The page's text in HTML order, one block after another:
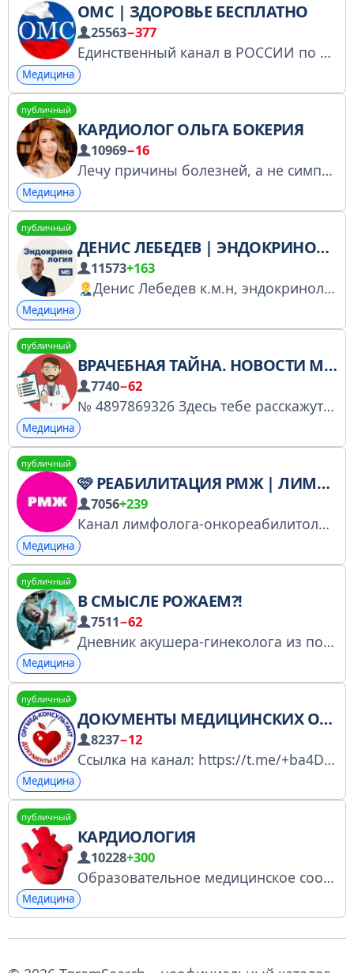
ОМС | ЗДОРОВЬЕ БЕСПЛАТНО
25563−377
Единственный канал в РОССИИ по медицинскому страхованию. Регистрация в реестре РКН: https://gosuslugi.ru/snet/67ab637675b36e054ef9ddd7 Для связи: @mastramed
Медицина
публичный
КАРДИОЛОГ ОЛЬГА БОКЕРИЯ
10969−16
Лечу причины болезней, а не симптомы. ВАЖНО
Медицина
публичный
ДЕНИС ЛЕБЕДЕВ | ЭНДОКРИНОЛОГИЯ MD.SCHOOL
11573+163
Денис Лебедев к.м.н, эндокринолог
Медицина
публичный
ВРАЧЕБНАЯ ТАЙНА. НОВОСТИ МЕДИЦИНЫ
7740−62
№ 4897869326 Здесь тебе расскажут то, что ты не найдешь в другом месте По вопросам рекламы - @kami_vaL
Медицина
публичный
🩷 РЕАБИЛИТАЦИЯ РМЖ | ЛИМФОСТАЗ
7056+239
Канал лимфолога-онкореабилитолога Дроздовой Юлии В. при поддержке РК тренера Гладковой Анны. Записаться на прием
Медицина
публичный
В СМЫСЛЕ РОЖАЕМ?!
7511−62
Дневник акушера-гинеколога из подмосковного перинатального центра. Чат канала: @chatrozhaem Задать вопрос: @vopros_akusheru_bot
Медицина
публичный
ДОКУМЕНТЫ МЕДИЦИНСКИХ ОРГАНИЗАЦИЙ
8237−12
Ссылка на канал: https://t.me/+ba4Da6xJy3NmZDli У нас можно:
Медицина
публичный
КАРДИОЛОГИЯ
10228+300
Образовательное медицинское сообщество. Мы ВКонтакте: https://vk.com/medmedicine https://vk.com/medobrazovanye Заказать рекламу: https://t.me/rek_web https://telega.in/c/cardyologia Теги: #медицина #болезни #кардиология #ангиология
Медицина